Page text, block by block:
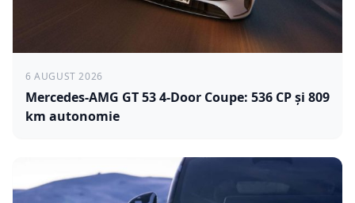
6 AUGUST 2026
Mercedes-AMG GT 53 4-Door Coupe: 536 CP și 809
km autonomie